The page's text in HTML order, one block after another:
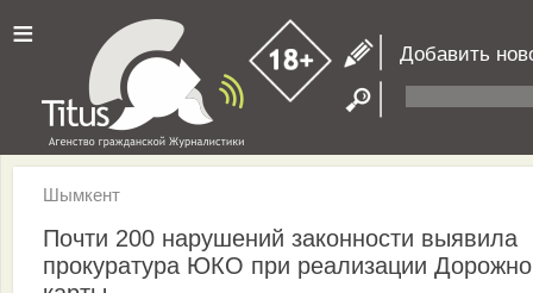
≡ Добавить
Шымкент
Почти 200 нарушений законности выявила
прокуратура ЮКО при реализации